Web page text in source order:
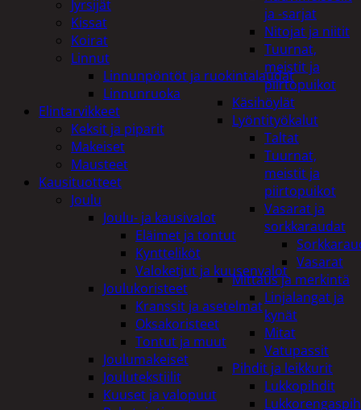
ja -sarjat
Nitojat ja niitit
Tuurnat,
meistit ja
piirtopuikot
Käsihöylät
Lyöntityökalut
Taltat
Tuurnat,
meistit ja
piirtopuikot
Vasarat ja
sorkkaraudat
Vasarat
Mittaus ja merkintä
Linjalangat ja
kynät
Mitat
Vatupassit
Pihdit ja leikkurit
Lukkopihdit
Jyrsijät
Kissat
Koirat
Linnut
Linnunpöntöt ja ruokintalaudat
Linnunruoka
Elintarvikkeet
Keksit ja piparit
Makeiset
Mausteet
Kausituotteet
Joulu
Joulu- ja kausivalot
Eläimet ja tontut
Kyntteliköt
Valoketjut ja kuusenvalot
Joulukoristeet
Kranssit ja asetelmat
Oksakoristeet
Tontut ja muut
Joulumakeiset
Joulutekstiilit
Kuuset ja valopuut